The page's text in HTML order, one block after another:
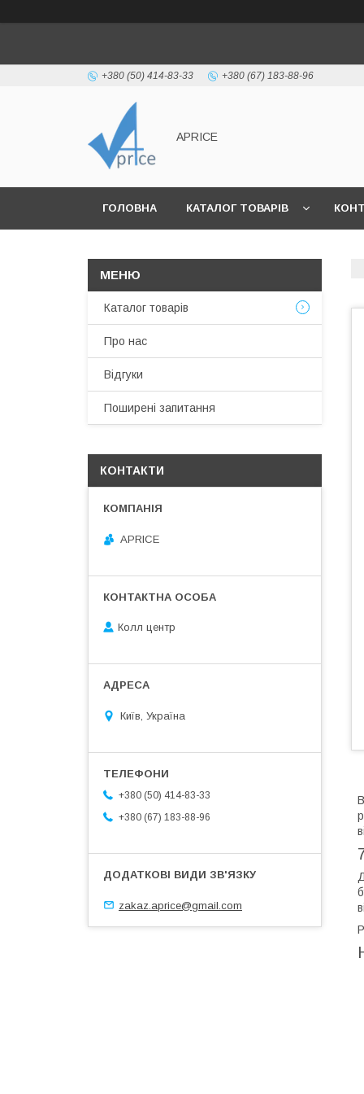
+380 (50) 414-83-33 +380 (67) 183-88-96
APRICE
ГОЛОВНА КАТАЛОГ ТОВАРІВ
Каталог товарів
Про нас
Відгуки
Поширені запитання
КОНТАКТИ
APRICE
Колл центр
Київ, Україна
+380 (50) 414-83-33
+380 (67) 183-88-96
zakaz.aprice@gmail.com